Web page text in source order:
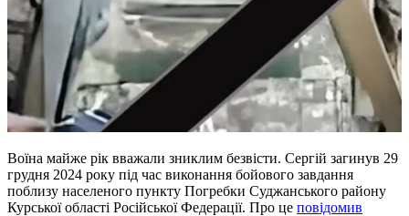
Воїна майже рік вважали зниклим безвісти. Сергій загинув 29
грудня 2024 року під час виконання бойового завдання
поблизу населеного пункту Погребки Суджанського району
Курської області Російської Федерації. Про це повідомив